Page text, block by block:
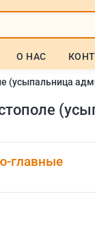
О НАС
(усыпальница
главные